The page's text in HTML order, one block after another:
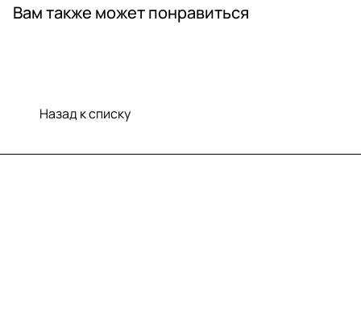
Вам также может понравиться
Назад к списку